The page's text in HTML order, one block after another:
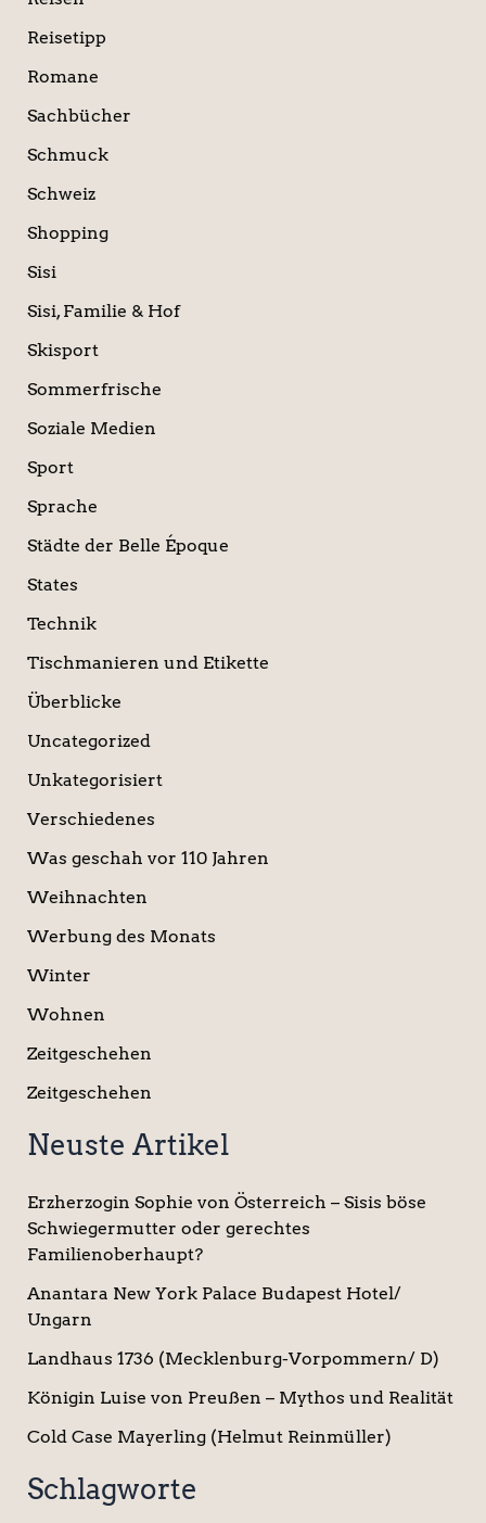
Reisetipp
Romane
Sachbücher
Schmuck
Schweiz
Shopping
Sisi
Sisi, Familie & Hof
Skisport
Sommerfrische
Soziale Medien
Sport
Sprache
Städte der Belle Époque
States
Technik
Tischmanieren und Etikette
Überblicke
Uncategorized
Unkategorisiert
Verschiedenes
Was geschah vor 110 Jahren
Weihnachten
Werbung des Monats
Winter
Wohnen
Zeitgeschehen
Zeitgeschehen
Neuste Artikel
Erzherzogin Sophie von Österreich – Sisis böse
Schwiegermutter oder gerechtes
Familienoberhaupt?
Anantara New York Palace Budapest Hotel/
Ungarn
Landhaus 1736 (Mecklenburg-Vorpommern/ D)
Königin Luise von Preußen – Mythos und Realität
Cold Case Mayerling (Helmut Reinmüller)
Schlagworte